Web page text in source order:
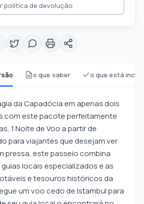
o que saber o que está
da Capadócia em apenas dois
com este pacote perfeitamente
1 Noite de Voo a partir de
para viajantes que desejam ver
pressa, este passeio combina
locais especializados e as
e tesouros históricos da
um voo cedo de Istambul para
política de devolução